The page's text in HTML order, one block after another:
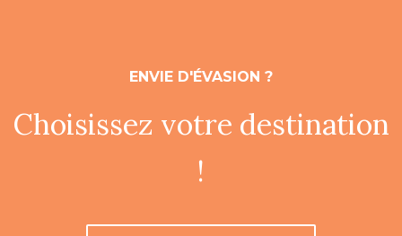
ENVIE D'ÉVASION ?
Choisissez votre destination
!